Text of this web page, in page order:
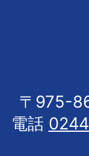
〒975-
電話